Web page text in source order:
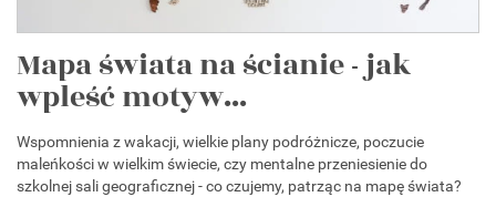
Mapa świata na ścianie - jak
wpleść motyw...
Wspomnienia z wakacji, wielkie plany podróżnicze, poczucie
maleńkości w wielkim świecie, czy mentalne przeniesienie do
szkolnej sali geograficznej - co czujemy, patrząc na mapę świata?